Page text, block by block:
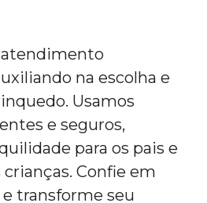
na escolha e
Usamos
e seguros,
para os pais e
crianças. Confie em
transforme seu